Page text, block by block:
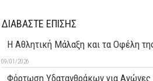
ΔΙΑΒΑΣΤΕ ΕΠΙΣΗΣ
Η Αθλητική Μάλαξη και τα Οφέλη
09/01/2026
Φόρτωση Υδατανθράκων για Αγώνες